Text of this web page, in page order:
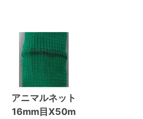
アニマルネット
16mm目X50m